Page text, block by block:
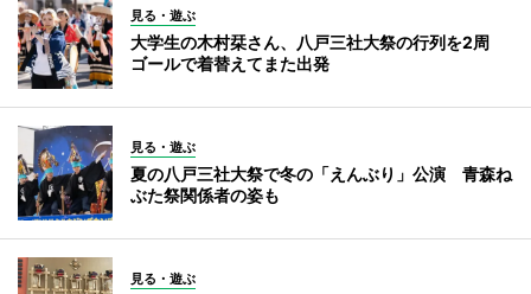
見る・遊ぶ
大学生の木村栞さん、八戸三社大祭の行列を2周
ゴールで着替えてまた出発
見る・遊ぶ
夏の八戸三社大祭で冬の「えんぶり」公演 青森ね
ぶた祭関係者の姿も
見る・遊ぶ